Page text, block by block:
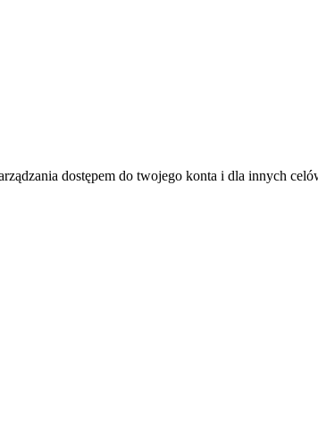
dostępem do twojego konta i dla innych